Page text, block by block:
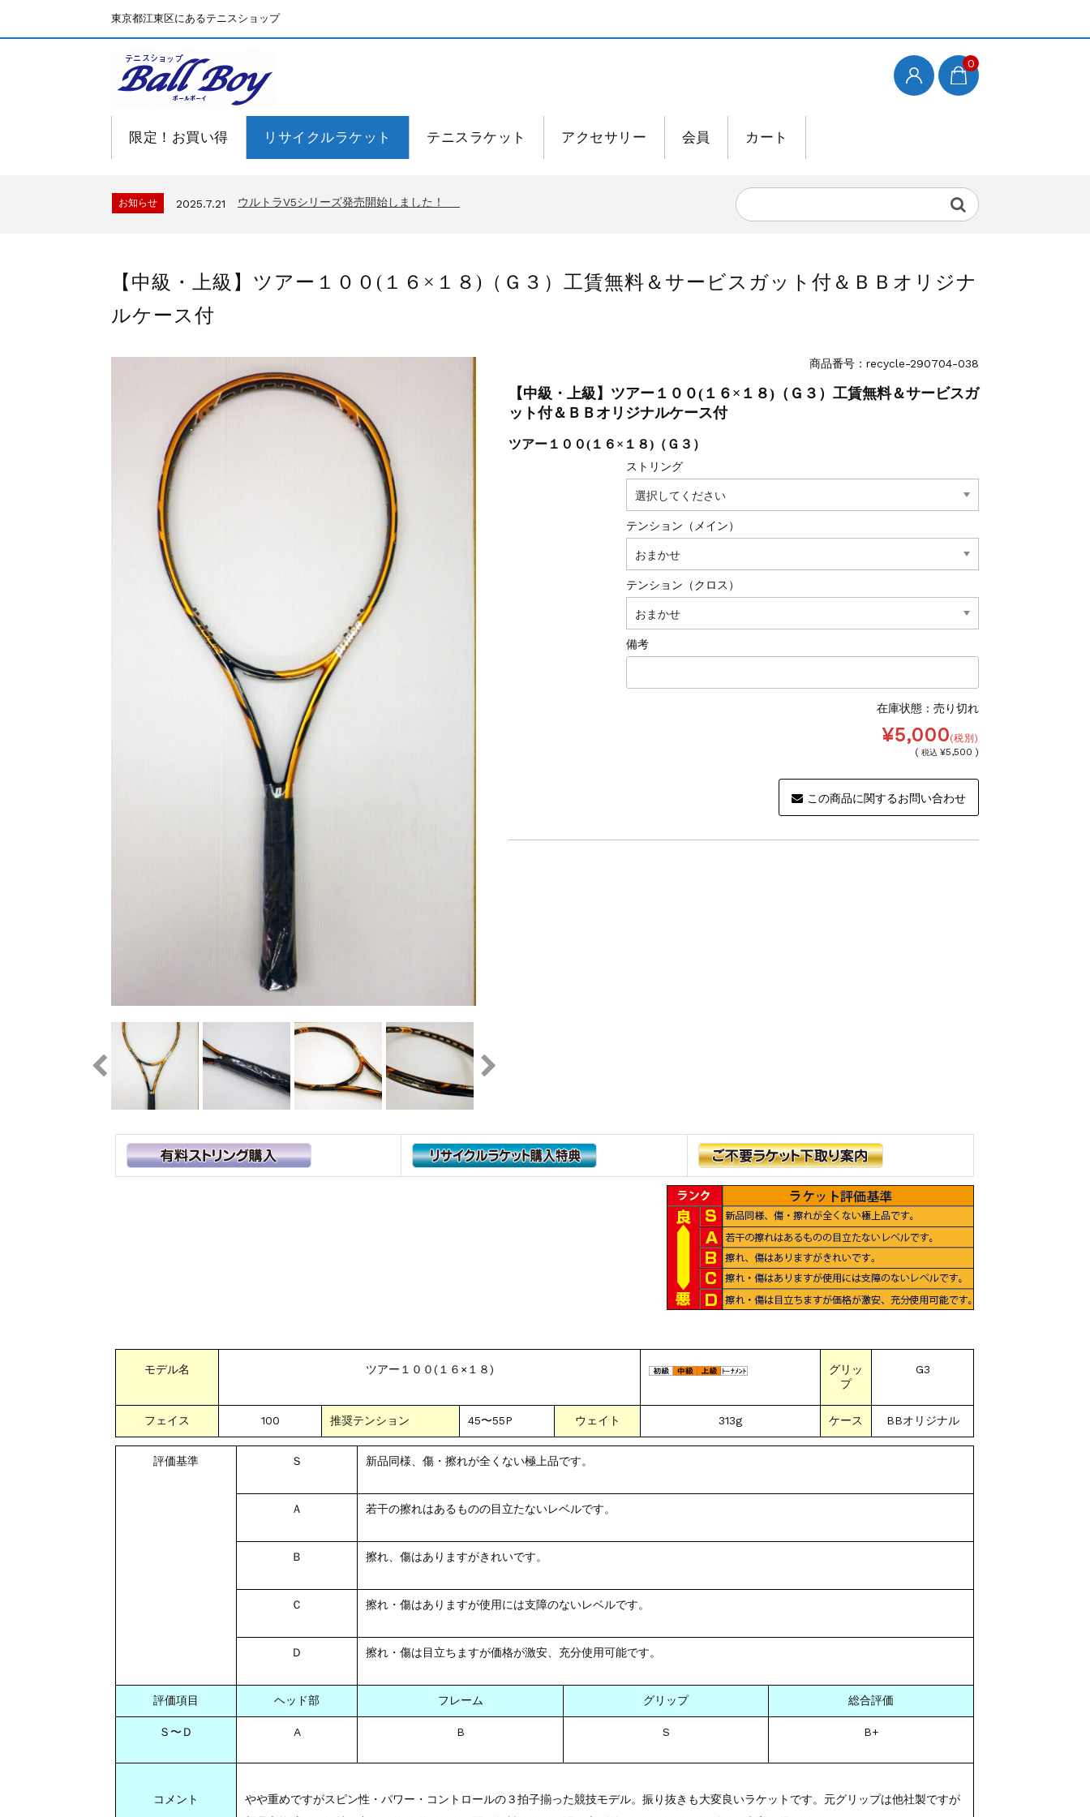
東京都江東区にあるテニスショップ
0
限定！お買い得 リサイクルラケット テニスラケット アクセサリー 会員 カート
お知らせ 2025.7.21 ウルトラV5シリーズ発売開始しました！
【中級・上級】ツアー１００(１６×１８)（Ｇ３）工賃無料＆サービスガット付＆ＢＢオリジナ
ルケース付
商品番号：recycle-290704-038
【中級・上級】ツアー１００(１６×１８)（Ｇ３）工賃無料＆サービスガ
ット付＆ＢＢオリジナルケース付
ツアー１００(１６×１８)（Ｇ３）
ストリング
テンション（メイン）
テンション（クロス）
備考
在庫状態 : 売り切れ
¥5,000(税別)
( 税込 ¥5,500 )
この商品に関するお問い合わせ
モデル名 ツアー１００(１６×１８)
グリッ
プ
G3
フェイス 100 推奨テンション 45〜55P ウェイト 313g ケース BBオリジナル
評価基準 Ｓ 新品同様、傷・擦れが全くない極上品です。
Ａ 若干の擦れはあるものの目立たないレベルです。
Ｂ 擦れ、傷はありますがきれいです。
Ｃ 擦れ・傷はありますが使用には支障のないレベルです。
Ｄ 擦れ・傷は目立ちますが価格が激安、充分使用可能です。
評価項目 ヘッド部 フレーム グリップ 総合評価
Ｓ〜Ｄ A B S B+
コメント
やや重めですがスピン性・パワー・コントロールの３拍子揃った競技モデル。振り抜きも大変良いラケットです。元グリップは他社製ですが